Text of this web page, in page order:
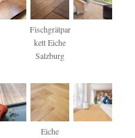
Fischgrätpar
kett Eiche
Salzburg
Eiche